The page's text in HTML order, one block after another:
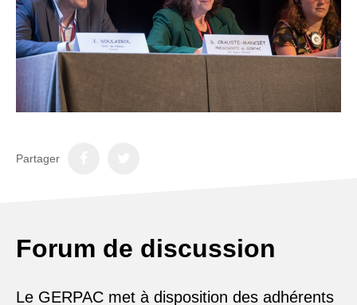
Partager
Forum de discussion
Le GERPAC met à disposition des adhérents